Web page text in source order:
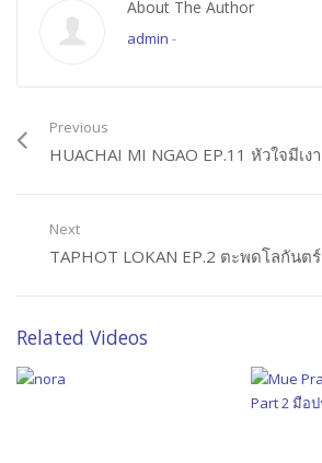
About The Author
admin -
Previous
HUACHAI MI NGAO EP.11 หัวใจมีเงา
Next
TAPHOT LOKAN EP.2 ตะพดโลกันตร์
Related Videos